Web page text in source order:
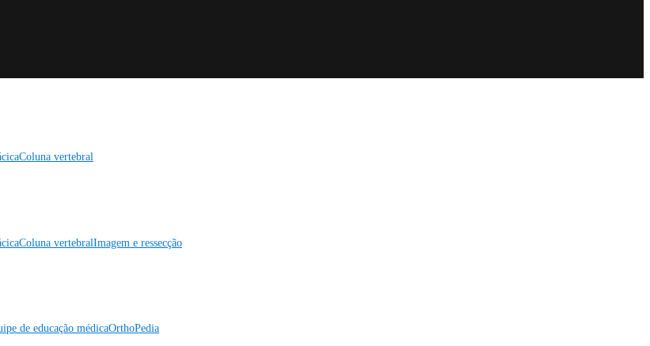
Coluna vertebral
Coluna vertebralImagem e ressecção
de educação médicaOrthoPedia